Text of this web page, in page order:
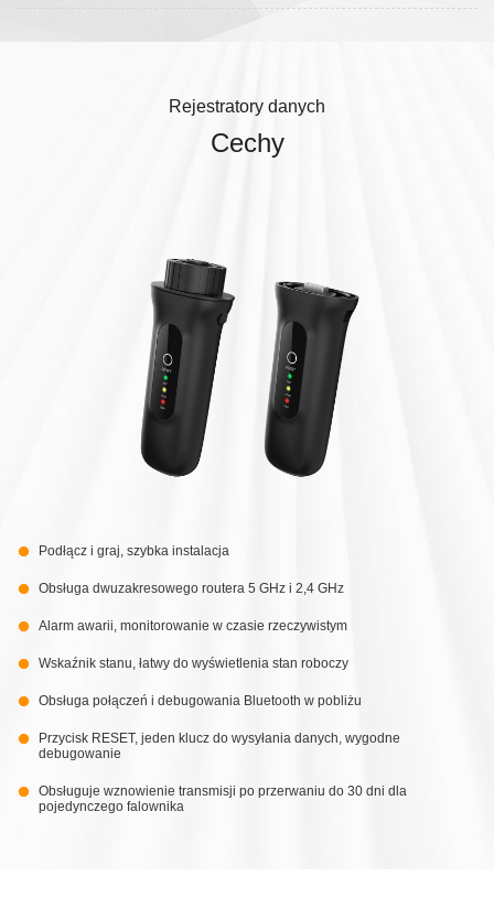
Rejestratory danych
Cechy
Podłącz i graj, szybka instalacja
Obsługa dwuzakresowego routera 5 GHz i 2,4 GHz
Alarm awarii, monitorowanie w czasie rzeczywistym
Wskaźnik stanu, łatwy do wyświetlenia stan roboczy
Obsługa połączeń i debugowania Bluetooth w pobliżu
Przycisk RESET, jeden klucz do wysyłania danych, wygodne
debugowanie
Obsługuje wznowienie transmisji po przerwaniu do 30 dni dla
pojedynczego falownika